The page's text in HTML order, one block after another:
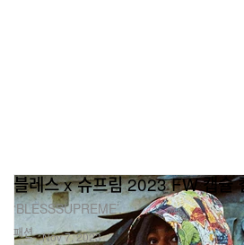
패션
블레스 x 슈프림 2023 FW 캡슐
‘BLESSSUPREME’.
Nov 7, 2023